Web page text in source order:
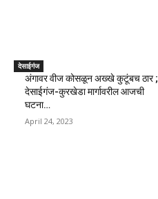
देसाईगंज
अंगावर वीज कोसळून अख्खे कुटूंबच ठार ;
देसाईगंज-कुरखेडा मार्गावरील आजची
घटना…
April 24, 2023